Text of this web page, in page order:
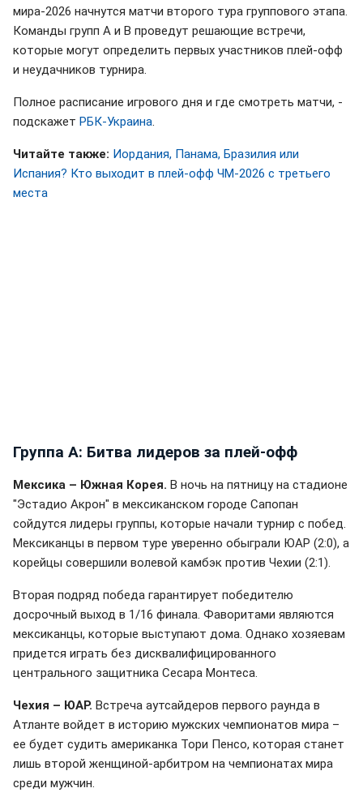
мира-2026 начнутся матчи второго тура группового этапа.
Команды групп A и B проведут решающие встречи,
которые могут определить первых участников плей-офф
и неудачников турнира.
Полное расписание игрового дня и где смотреть матчи, -
подскажет РБК-Украина
Читайте также: Иордания, Панама, Бразилия или
Испания? Кто выходит в плей-офф ЧМ-2026 с третьего
места
Группа A: Битва лидеров за плей-офф
Мексика – Южная Корея. В ночь на пятницу на стадионе
"Эстадио Акрон" в мексиканском городе Сапопан
сойдутся лидеры группы, которые начали турнир с побед.
Мексиканцы в первом туре уверенно обыграли ЮАР (2:0), а
корейцы совершили волевой камбэк против Чехии (2:1).
Вторая подряд победа гарантирует победителю
досрочный выход в 1/16 финала. Фаворитами являются
мексиканцы, которые выступают дома. Однако хозяевам
придется играть без дисквалифицированного
центрального защитника Сесара Монтеса.
Чехия – ЮАР. Встреча аутсайдеров первого раунда в
Атланте войдет в историю мужских чемпионатов мира –
ее будет судить американка Тори Пенсо, которая станет
лишь второй женщиной-арбитром на чемпионатах мира
среди мужчин.